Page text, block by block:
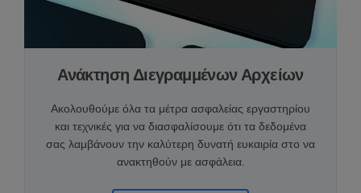
Ανάκτηση Διεγραμμένων Αρχείων
Ακολουθούμε όλα τα μέτρα ασφαλείας εργαστηρίου
και τεχνικές για να διασφαλίσουμε ότι τα δεδομένα
σας λαμβάνουν την καλύτερη δυνατή ευκαιρία στο να
ανακτηθούν με ασφάλεια.